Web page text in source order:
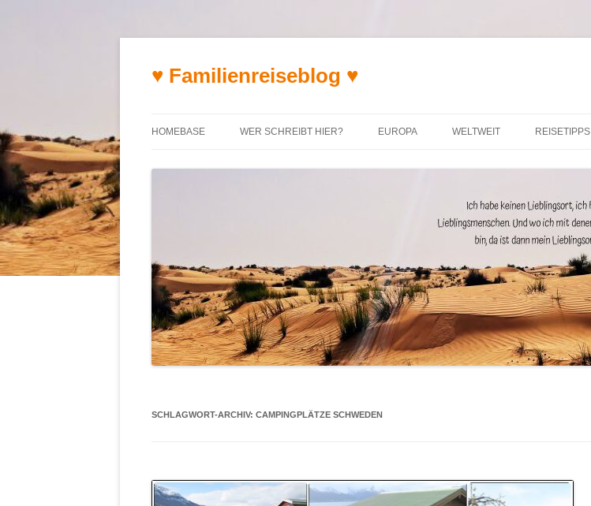
♥ Familienreiseblog ♥
HOMEBASE WER SCHREIBT HIER? EUROPA WELTWEIT REISETIPPS
SCHLAGWORT-ARCHIV: CAMPINGPLÄTZE SCHWEDEN